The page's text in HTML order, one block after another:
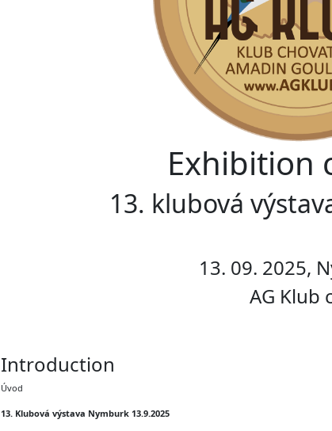
Exhibition
13. klubová
13. 09. 2025,
AG Klub
Introduction
Úvod
13. Klubová výstava Nymburk 13.9.2025